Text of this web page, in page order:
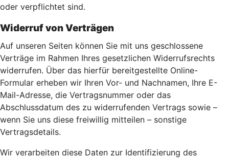
oder verpflichtet sind.
Widerruf von Verträgen
Auf unseren Seiten können Sie mit uns geschlossene
Verträge im Rahmen Ihres gesetzlichen Widerrufsrechts
widerrufen. Über das hierfür bereitgestellte Online-
Formular erheben wir Ihren Vor- und Nachnamen, Ihre E-
Mail-Adresse, die Vertragsnummer oder das
Abschlussdatum des zu widerrufenden Vertrags sowie –
wenn Sie uns diese freiwillig mitteilen – sonstige
Vertragsdetails.
Wir verarbeiten diese Daten zur Identifizierung des